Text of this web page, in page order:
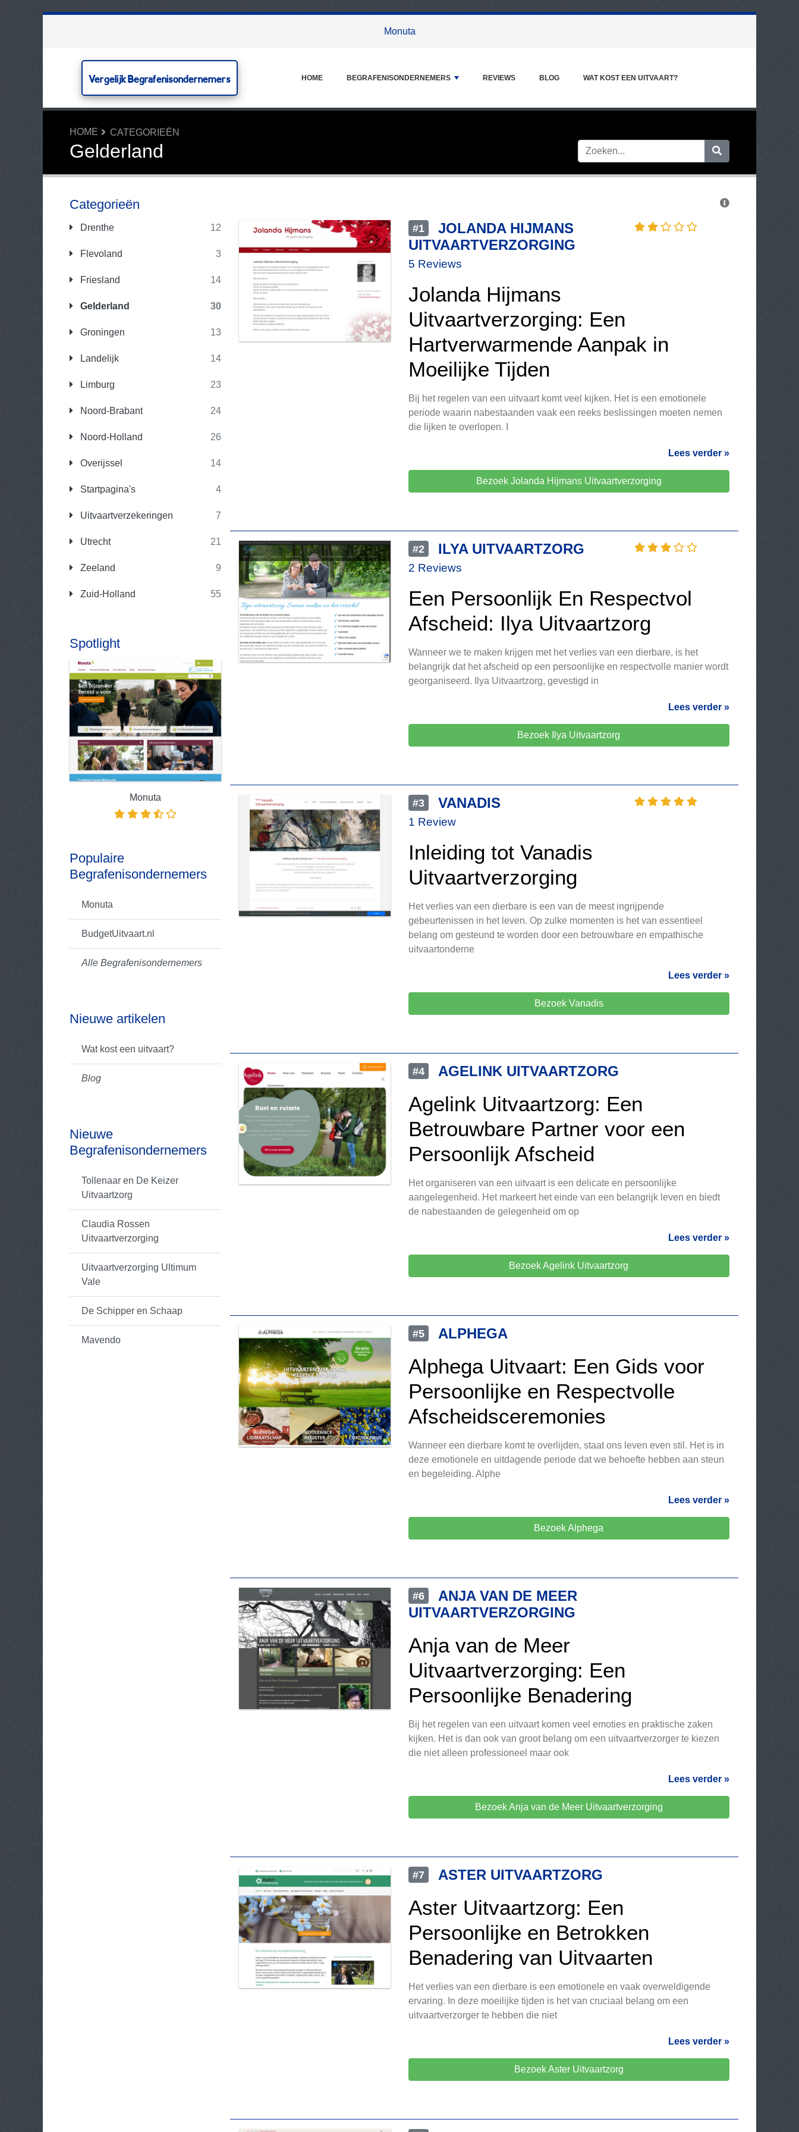
Monuta
Vergelijk Begrafenisondernemers HOME BEGRAFENISONDERNEMERS REVIEWS BLOG WAT KOST EEN UITVAART?
HOME CATEGORIEËN
Gelderland
Categorieën
Drenthe 12
Flevoland 3
Friesland 14
Gelderland 30
Groningen 13
Landelijk 14
Limburg 23
Noord-Brabant 24
Noord-Holland 26
Overijssel 14
Startpagina's 4
Uitvaartverzekeringen 7
Utrecht 21
Zeeland 9
Zuid-Holland 55
Spotlight
Monuta
Populaire
Begrafenisondernemers
Monuta
BudgetUitvaart.nl
Alle Begrafenisondernemers
Nieuwe artikelen
Wat kost een uitvaart?
Blog
Nieuwe
Begrafenisondernemers
Tollenaar en De Keizer
Uitvaartzorg
Claudia Rossen
Uitvaartverzorging
Uitvaartverzorging Ultimum
Vale
De Schipper en Schaap
Mavendo
#1
JOLANDA HIJMANS
UITVAARTVERZORGING
5 Reviews
Jolanda Hijmans
Uitvaartverzorging: Een
Hartverwarmende Aanpak in
Moeilijke Tijden
Bij het regelen van een uitvaart komt veel kijken. Het is een emotionele
periode waarin nabestaanden vaak een reeks beslissingen moeten nemen
die lijken te overlopen. I
Lees verder »
Bezoek Jolanda Hijmans Uitvaartverzorging
#2 ILYA UITVAARTZORG
2 Reviews
Een Persoonlijk En Respectvol
Afscheid: Ilya Uitvaartzorg
Wanneer we te maken krijgen met het verlies van een dierbare, is het
belangrijk dat het afscheid op een persoonlijke en respectvolle manier wordt
georganiseerd. Ilya Uitvaartzorg, gevestigd in
Lees verder »
Bezoek Ilya Uitvaartzorg
#3 VANADIS
1 Review
Inleiding tot Vanadis
Uitvaartverzorging
Het verlies van een dierbare is een van de meest ingrijpende
gebeurtenissen in het leven. Op zulke momenten is het van essentieel
belang om gesteund te worden door een betrouwbare en empathische
uitvaartonderne
Lees verder »
Bezoek Vanadis
#4 AGELINK UITVAARTZORG
Agelink Uitvaartzorg: Een
Betrouwbare Partner voor een
Persoonlijk Afscheid
Het organiseren van een uitvaart is een delicate en persoonlijke
aangelegenheid. Het markeert het einde van een belangrijk leven en biedt
de nabestaanden de gelegenheid om op
Lees verder »
Bezoek Agelink Uitvaartzorg
#5 ALPHEGA
Alphega Uitvaart: Een Gids voor
Persoonlijke en Respectvolle
Afscheidsceremonies
Wanneer een dierbare komt te overlijden, staat ons leven even stil. Het is in
deze emotionele en uitdagende periode dat we behoefte hebben aan steun
en begeleiding. Alphe
Lees verder »
Bezoek Alphega
#6
ANJA VAN DE MEER
UITVAARTVERZORGING
Anja van de Meer
Uitvaartverzorging: Een
Persoonlijke Benadering
Bij het regelen van een uitvaart komen veel emoties en praktische zaken
kijken. Het is dan ook van groot belang om een uitvaartverzorger te kiezen
die niet alleen professioneel maar ook
Lees verder »
Bezoek Anja van de Meer Uitvaartverzorging
#7 ASTER UITVAARTZORG
Aster Uitvaartzorg: Een
Persoonlijke en Betrokken
Benadering van Uitvaarten
Het verlies van een dierbare is een emotionele en vaak overweldigende
ervaring. In deze moeilijke tijden is het van cruciaal belang om een
uitvaartverzorger te hebben die niet
Lees verder »
Bezoek Aster Uitvaartzorg